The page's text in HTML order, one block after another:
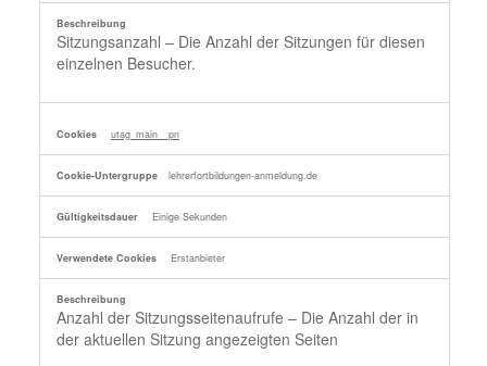
Sitzungsanzahl – Die Anzahl der Sitzungen für diesen
einzelnen Besucher.
utag_main__pn
lehrerfortbildungen-anmeldung.de
Einige Sekunden
Erstanbieter
Anzahl der Sitzungsseitenaufrufe – Die Anzahl der in
der aktuellen Sitzung angezeigten Seiten